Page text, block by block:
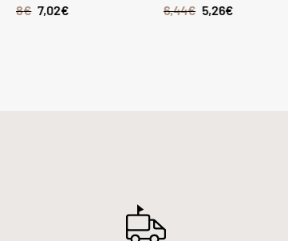
6,44€ 5,26 4,53€ 3,75